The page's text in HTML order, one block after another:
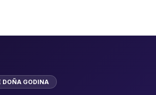
DOÑA GODINA